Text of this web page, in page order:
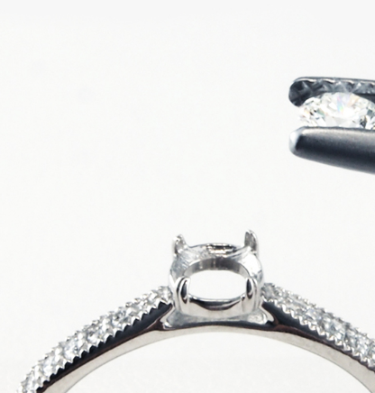
と分からないことばかり。CHARIS
ロポーズできて、後日デザインをふ